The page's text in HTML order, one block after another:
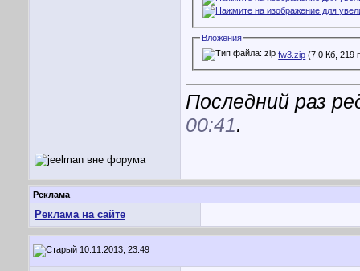
Вложения
fw3.zip (7.0 Кб, 219
Последний раз
00:41.
Реклама
Реклама на сайте
10.11.2013, 23:49